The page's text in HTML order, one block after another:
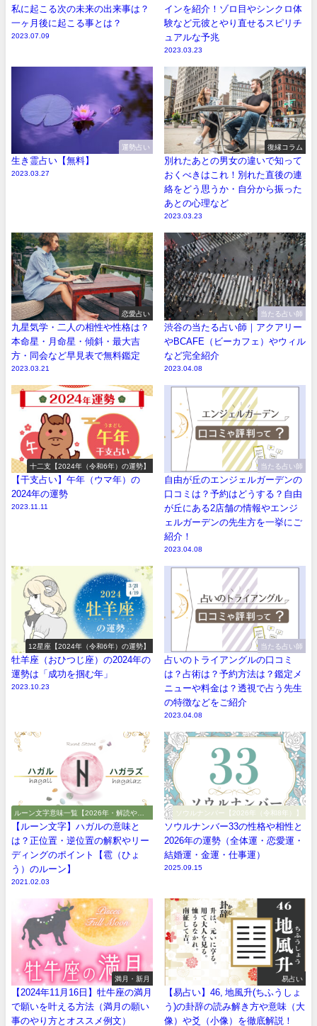
私に起こる次の未来の出来事は？
一ヶ月後に起こる事とは？
2023.07.09
インを紹介！ゾロ目やシンクロ体
験など元彼とやり直せるスピリチ
ュアルな予兆
2023.03.23
運勢占い
生き霊占い【無料】
2023.03.27
復縁コラム
別れたあとの男女の違いで知って
おくべきはこれ！別れた直後の連
絡をどう思うか・自分から振った
あとの心理など
2023.03.23
恋愛占い
九星気学・二人の相性や性格は？
本命星・月命星・傾斜・最大吉
方・同会など早見表で無料鑑定
2023.03.21
当たる占い師
渋谷の当たる占い師｜アクアリー
やBCAFE（ビーカフェ）やウィル
など完全紹介
2023.04.08
十二支【2024年（令和6年）の運勢】
【干支占い】午年（ウマ年）の
2024年の運勢
2023.11.11
当たる占い師
自由が丘のエンジェルガーデンの
口コミは？予約はどうする？自由
が丘にある2店舗の情報やエンジ
ェルガーデンの先生方を一挙にご
紹介！
2023.04.08
12星座【2024年（令和6年）の運勢】
牡羊座（おひつじ座）の2024年の
運勢は「成功を掴む年」
2023.10.23
当たる占い師
占いのトライアングルの口コミ
は？占術は？予約方法は？鑑定メ
ニューや料金は？透視で占う先生
の特徴などをご紹介
2023.04.08
ルーン文字意味一覧【2026年・解読や解
釈やアルファベット】
【ルーン文字】ハガルの意味と
は？正位置・逆位置の解釈やリー
ディングのポイント【雹（ひょ
う）のルーン】
2021.02.03
ソウルナンバー【2026年（令和8年）】
ソウルナンバー33の性格や相性と
2026年の運勢（全体運・恋愛運・
結婚運・金運・仕事運）
2025.09.15
満月・新月
【2024年11月16日】牡牛座の満月
で願いを叶える方法（満月の願い
事のやり方とオススメ例文）
易占い
【易占い】46, 地風升(ちふうしょ
う)の卦辞の読み解き方や意味（大
像）や爻（小像）を徹底解説！